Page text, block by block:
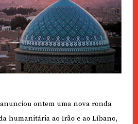
ontem uma nova ronda
humanitária ao Irão e ao Líbano,